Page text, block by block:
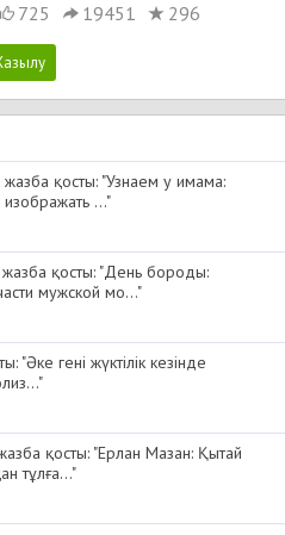
725 19451 296
қосты: "Узнаем у имама:
..."
қосты: "День бороды:
мужской мо..."
"Әке гені жүктілік кезінде
қосты: "Ерлан Мазан: Қытай
тұлға..."